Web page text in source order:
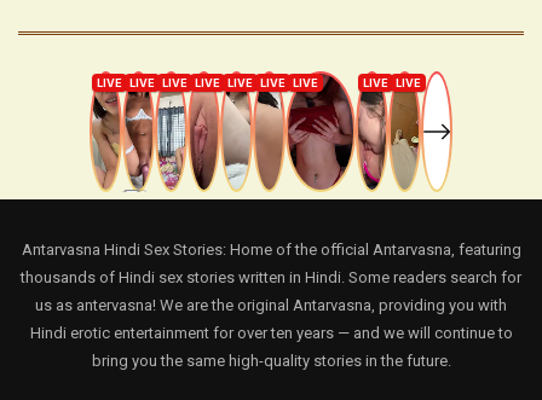
Antarvasna Hindi Sex Stories: Home of the official Antarvasna, featuring
thousands of Hindi sex stories written in Hindi. Some readers search for
us as antervasna! We are the original Antarvasna, providing you with
Hindi erotic entertainment for over ten years — and we will continue to
bring you the same high-quality stories in the future.